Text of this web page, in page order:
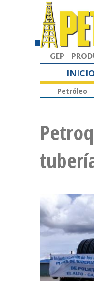
GEP
INICIO
Petróleo